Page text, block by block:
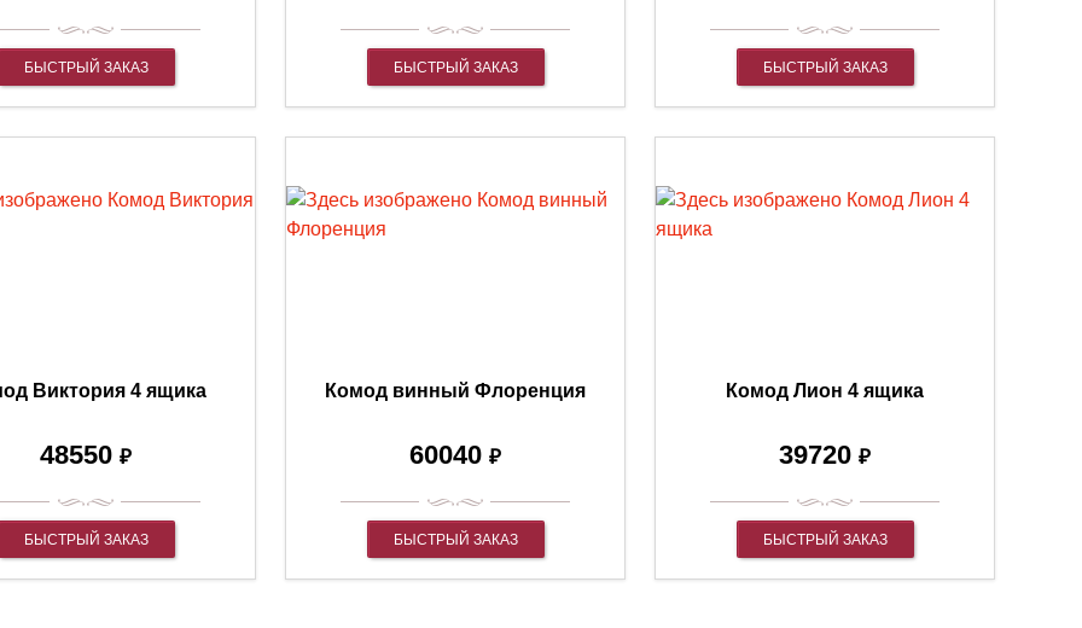
БЫСТРЫЙ ЗАКАЗ БЫСТРЫЙ ЗАКАЗ БЫСТРЫЙ ЗАКАЗ
Виктория 4 ящика
48550 ₽
БЫСТРЫЙ ЗАКАЗ
Комод винный Флоренция
60040 ₽
БЫСТРЫЙ ЗАКАЗ
Комод Лион 4 ящика
39720 ₽
БЫСТРЫЙ ЗАКАЗ